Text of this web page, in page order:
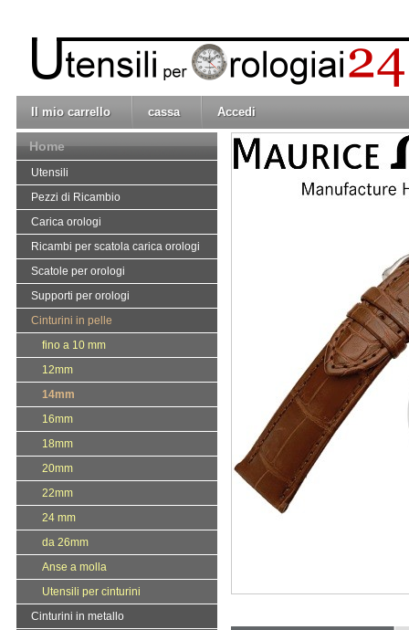
Il mio carrello cassa Accedi
Home
Utensili
Pezzi di Ricambio
Carica orologi
Ricambi per scatola carica orologi
Scatole per orologi
Supporti per orologi
Cinturini in pelle
fino a 10 mm
12mm
14mm
16mm
18mm
20mm
22mm
24 mm
da 26mm
Anse a molla
Utensili per cinturini
Cinturini in metallo